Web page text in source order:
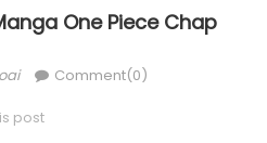
One Piece Chap
Comment(0)
post